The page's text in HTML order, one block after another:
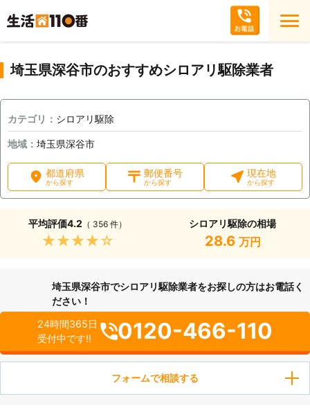
埼玉県深谷市のおすすめシロアリ駆除業者
カテゴリ： シロアリ駆除
地域： 埼玉県深谷市
都道府県
から探す
郵便番号
から探す
現在地
から探す
平均評価4.2 （ 356 件）
★★★★★
シロアリ駆除の相場
28.6 万円
埼玉県深谷市でシロアリ駆除業者をお探しの方はお電話く
ださい！
24時間365日
受付中です!!
0120-466-110
フォームで相談する